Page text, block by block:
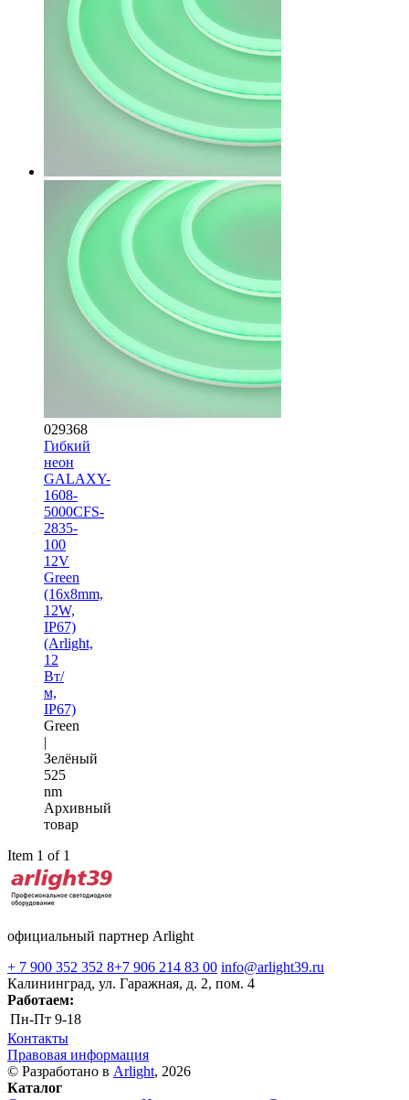
029368
Гибкий
неон
GALAXY-
1608-
5000CFS-
2835-
100
12V
Green
(16x8mm,
12W,
IP67)
(Arlight,
12
Вт/
м,
IP67)
Green
|
Зелёный
525
nm
Архивный
товар
Item 1 of 1
официальный партнер Arlight
+ 7 900 352 352 8+7 906 214 83 00 info@arlight39.ru
Калининград, ул. Гаражная, д. 2, пом. 4
Работаем:
Пн-Пт 9-18
Контакты
Правовая информация
© Разработано в Arlight, 2026
Каталог